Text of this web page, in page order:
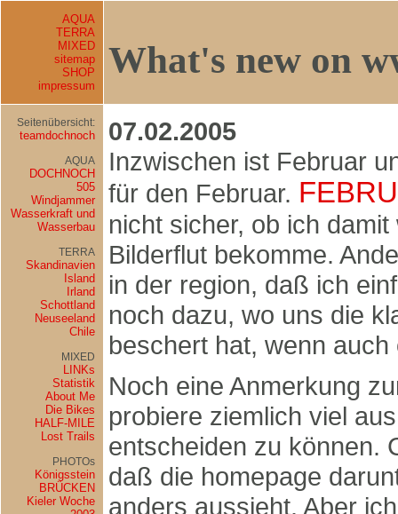
AQUA
TERRA
MIXED
sitemap
SHOP
impressum
What's new on
Seitenübersicht:
teamdochnoch
AQUA
DOCHNOCH
505
Windjammer
Wasserkraft und
Wasserbau
TERRA
Skandinavien
Island
Irland
Schottland
Neuseeland
Chile
MIXED
LINKs
Statistik
About Me
Die Bikes
HALF-MILE
Lost Trails
PHOTOs
Königsstein
BRÜCKEN
Kieler Woche
07.02.2005
Inzwischen ist Februar
für den Februar.
nicht sicher, ob ich
Bilderflut bekomme.
in der region, daß ich
noch dazu, wo uns die
beschert hat, wenn
Noch eine Anmerkung
probiere ziemlich viel
entscheiden zu können.
daß die homepage
anders aussieht. Aber